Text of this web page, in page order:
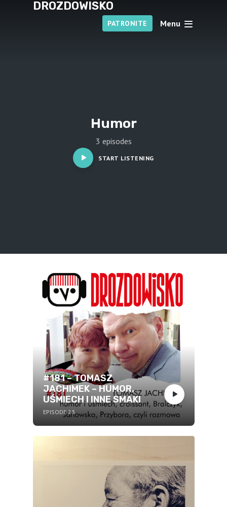
DROZDOWISKO
PATRONITE Menu
Humor
3 episodes
START LISTENING
#181 – TOMASZ
JACHIMEK – HUMOR,
UŚMIECH I INNE SMAKI
EPISODE 23